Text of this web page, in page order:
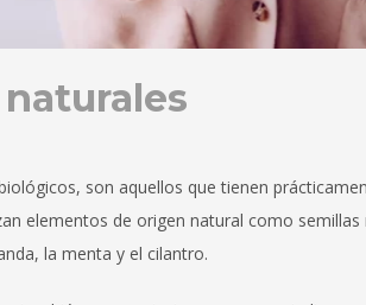
son aquellos que tienen
elementos de origen natural como
la menta y el cilantro.